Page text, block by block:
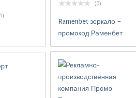
(0)
Ramenbet зеркало –
промокод Раменбет